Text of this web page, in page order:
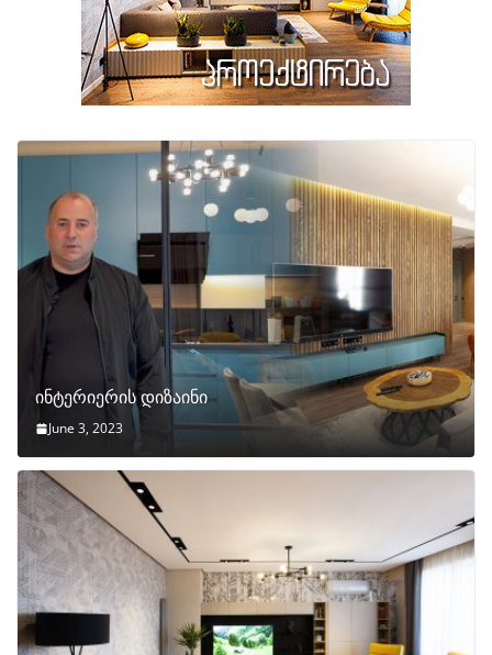
ინტერიერის დიზაინი
June 3, 2023